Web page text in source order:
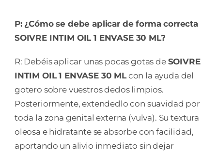
P: ¿Cómo se debe aplicar de forma correcta
SOIVRE INTIM OIL 1 ENVASE 30 ML?
R: Debéis aplicar unas pocas gotas de SOIVRE
INTIM OIL 1 ENVASE 30 MLcon la ayuda del
gotero sobre vuestros dedos limpios.
Posteriormente, extendedlo con suavidad por
toda la zona genital externa (vulva). Su textura
oleosa e hidratante se absorbe con facilidad,
aportando un alivio inmediato sin dejar